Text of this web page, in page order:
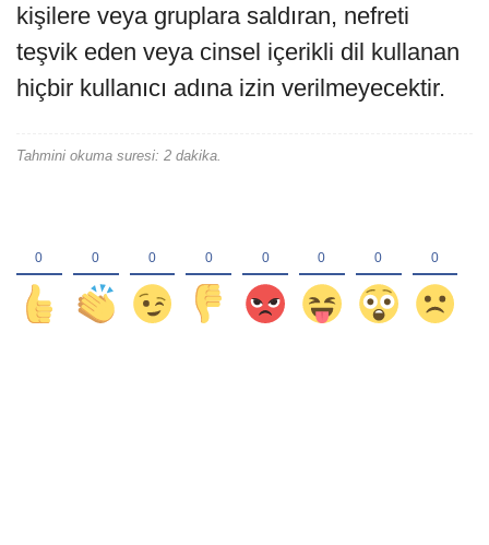
kişilere veya gruplara saldıran, nefreti
teşvik eden veya cinsel içerikli dil kullanan
hiçbir kullanıcı adına izin verilmeyecektir.
Tahmini okuma suresi: 2 dakika.